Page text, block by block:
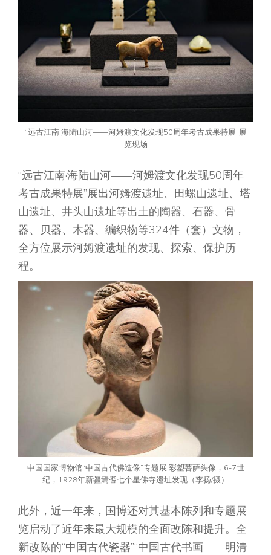
“远古江南·海陆山河——河姆渡文化发现50周年考古成果特展”展
览现场
“远古江南·海陆山河——河姆渡文化发现50周年
考古成果特展”展出河姆渡遗址、田螺山遗址、塔
山遗址、井头山遗址等出土的陶器、石器、骨
器、贝器、木器、编织物等324件（套）文物，
全方位展示河姆渡遗址的发现、探索、保护历
程。
中国国家博物馆“中国古代佛造像”专题展 彩塑菩萨头像，6-7世
纪，1928年新疆焉耆七个星佛寺遗址发现（李扬/摄）
此外，近一年来，国博还对其基本陈列和专题展
览启动了近年来最大规模的全面改陈和提升。全
新改陈的“中国古代瓷器”“中国古代书画——明清